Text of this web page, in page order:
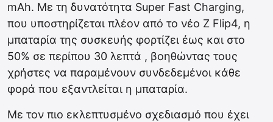
mAh. Με τη δυνατότητα Super Fast Charging,
που υποστηρίζεται πλέον από το νέο Z Flip4, η
μπαταρία της συσκευής φορτίζει έως και στο
50% σε περίπου 30 λεπτά , βοηθώντας τους
χρήστες να παραμένουν συνδεδεμένοι κάθε
φορά που εξαντλείται η μπαταρία.
Με τον πιο εκλεπτυσμένο σχεδιασμό που έχει